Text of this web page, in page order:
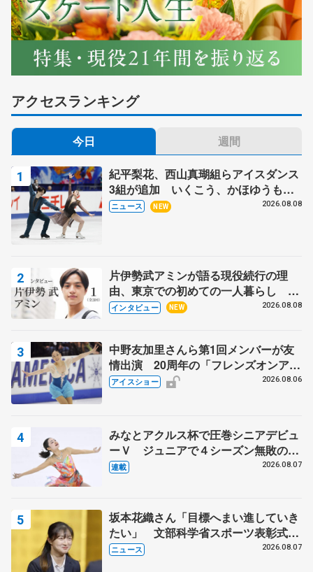
（宮城・東
北）
（2）田名部
（青森・八戸
学院光星）
45.00点
（3）堀野
（青森・八戸
工大一）
▽女子
（1）工藤緒心
（青森・八戸
（2）藤原
（青森・八戸
学院光星）
42.46点
（3）鷹山
（青森・八戸
工大一）
39.46点
アクセスランキング
今日 週間
紀平梨花、西山真瑚組らアイスダンス
3組が追加 いくこう、かほゆうも、
木下グループ杯
ニュース NEW 2026.08.08
片伊勢武アミンが語る現役続行の理
由、東京での初めての一人暮らし 注
目スケーターの「今」に迫る
インタビュー NEW 2026.08.08
中野友加里さんら第1回メンバーが友
情出演 20周年の「フレンズオンアイ
ス」 宮本賢二さん、有川梨絵さん、
アイスショー 2026.08.06
みなとアクルス杯で圧巻シニアデビュ
ーＶ ジュニアで４シーズン無敗の島
田麻央
連載 2026.08.07
坂本花織さん「目標へまい進していき
たい」 文部科学省スポーツ表彰式で
代表謝辞
ニュース 2026.08.07